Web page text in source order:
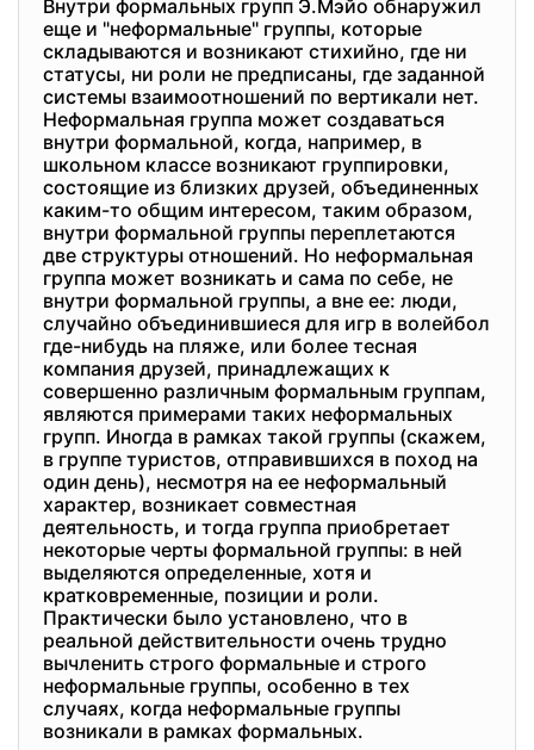
Внутри формальных групп Э.Мэйо обнаружил
еще и "неформальные" группы, которые
складываются и возникают стихийно, где ни
статусы, ни роли не предписаны, где заданной
системы взаимоотношений по вертикали нет.
Неформальная группа может создаваться
внутри формальной, когда, например, в
школьном классе возникают группировки,
состоящие из близких друзей, объединенных
каким-то общим интересом, таким образом,
внутри формальной группы переплетаются
две структуры отношений. Но неформальная
группа может возникать и сама по себе, не
внутри формальной группы, а вне ее: люди,
случайно объединившиеся для игр в волейбол
где-нибудь на пляже, или более тесная
компания друзей, принадлежащих к
совершенно различным формальным группам,
являются примерами таких неформальных
групп. Иногда в рамках такой группы (скажем,
в группе туристов, отправившихся в поход на
один день), несмотря на ее неформальный
характер, возникает совместная
деятельность, и тогда группа приобретает
некоторые черты формальной группы: в ней
выделяются определенные, хотя и
кратковременные, позиции и роли.
Практически было установлено, что в
реальной действительности очень трудно
вычленить строго формальные и строго
неформальные группы, особенно в тех
случаях, когда неформальные группы
возникали в рамках формальных.